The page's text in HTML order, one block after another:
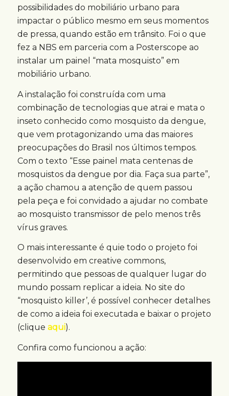
possibilidades do mobiliário urbano para
impactar o público mesmo em seus momentos
de pressa, quando estão em trânsito. Foi o que
fez a NBS em parceria com a Posterscope ao
instalar um painel “mata mosquisto” em
mobiliário urbano.
A instalação foi construída com uma
combinação de tecnologias que atrai e mata o
inseto conhecido como mosquisto da dengue,
que vem protagonizando uma das maiores
preocupações do Brasil nos últimos tempos.
Com o texto “Esse painel mata centenas de
mosquistos da dengue por dia. Faça sua parte”,
a ação chamou a atenção de quem passou
pela peça e foi convidado a ajudar no combate
ao mosquisto transmissor de pelo menos três
vírus graves.
O mais interessante é quie todo o projeto foi
desenvolvido em creative commons,
permitindo que pessoas de qualquer lugar do
mundo possam replicar a ideia. No site do
“mosquisto killer’, é possível conhecer detalhes
de como a ideia foi executada e baixar o projeto
(clique aqui).
Confira como funcionou a ação: